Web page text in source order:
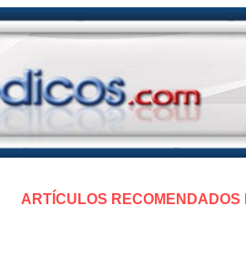
ARTÍCULOS RECOMENDADOS